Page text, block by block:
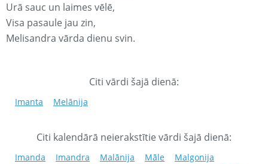
Urā sauc un laimes vēlē,
Visa pasaule jau zin,
Melisandra vārda dienu svin.
Citi vārdi šajā dienā:
Imanta Melānija
Citi kalendārā neierakstītie vārdi šajā dienā:
Imanda Imandra Malānija Māle
Malgonija